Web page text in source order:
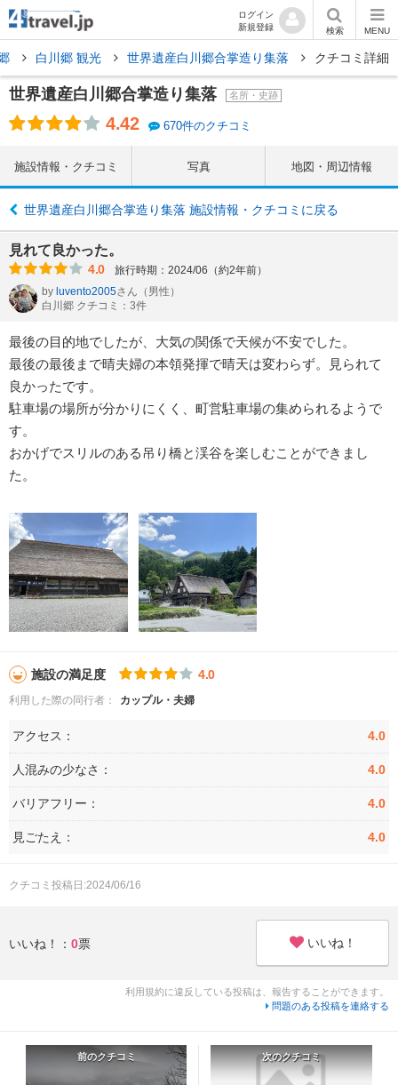
ログイン
新規登録
検索 MENU
白川郷 観光 世界遺産白川郷合掌造り集落 クチコミ詳細
世界遺産白川郷合掌造り集落 名所・史跡
4.42 670件のクチコミ
施設情報・クチコミ 写真 地図・周辺情報
世界遺産白川郷合掌造り集落 施設情報・クチコミに戻る
見れて良かった。
4.0
旅行時期：2024/06（約2年前）
by luvento2005さん （男性）
白川郷 クチコミ：3件
最後の目的地でしたが、大気の関係で天候が不安でした。
最後の最後まで晴夫婦の本領発揮で晴天は変わらず。見られて
良かったです。
駐車場の場所が分かりにくく、町営駐車場の集められるようで
す。
おかげでスリルのある吊り橋と渓谷を楽しむことができまし
た。
施設の満足度 4.0
利用した際の同行者： カップル・夫婦
アクセス： 4.0
人混みの少なさ： 4.0
バリアフリー： 4.0
見ごたえ： 4.0
クチコミ投稿日:2024/06/16
いいね！： 0票 いいね！
利用規約に違反している投稿は、報告することができます。
問題のある投稿を連絡する
前のクチコミ 次のクチコミ